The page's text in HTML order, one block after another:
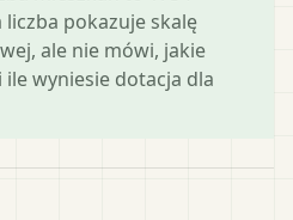
liczba pokazuje skalę
ale nie mówi, jakie
wyniesie dotacja dla